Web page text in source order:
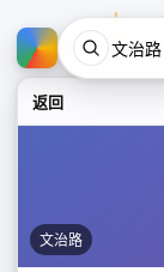
返回
文治路